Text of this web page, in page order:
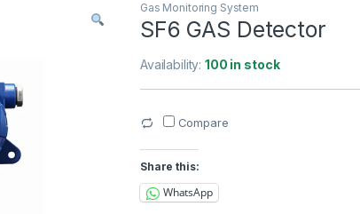
Gas Monitoring System
SF6 GAS Detector
Availability:100 in stock
Compare
Share this:
WhatsApp